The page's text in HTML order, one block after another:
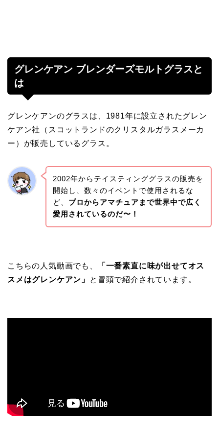
グレンケアン ブレンダーズモルトグラスと
は
グレンケアンのグラスは、1981年に設立されたグレン
ケアン社（スコットランドのクリスタルガラスメーカ
ー）が販売しているグラス。
2002年からテイスティンググラスの販売を
開始し、数々のイベントで使用されるな
ど、 プロからアマチュアまで世界中で広く
愛用されているのだ〜！
こちらの人気動画でも、
「一番素直に味が出せてオス
スメはグレンケアン」
と冒頭で紹介されています。